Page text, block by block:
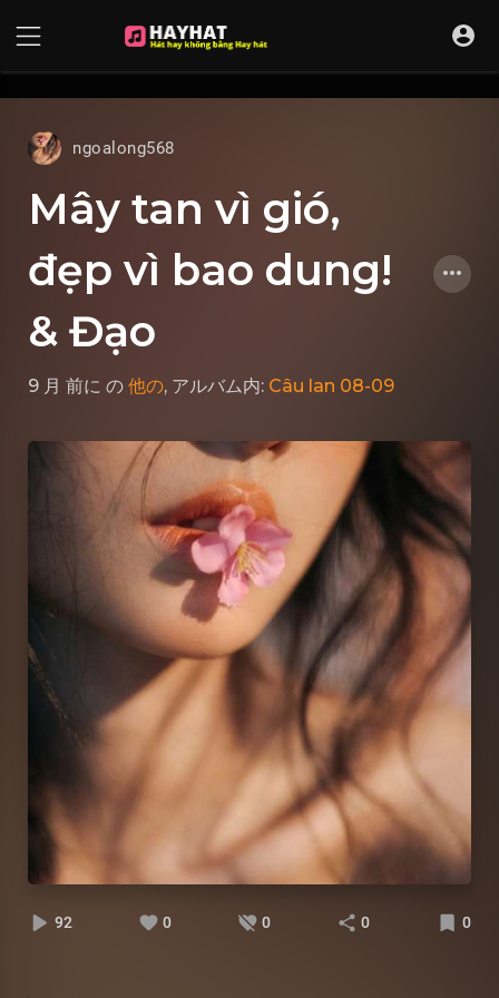
ngoalong568
Mây tan vì gió,
đẹp vì bao dung!
& Đạo
9 月 前に の 他の, アルバム内: Câu lan 08-09
92 0 0 0 0